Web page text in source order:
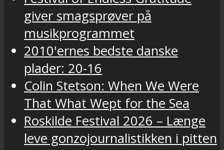
giver smagsprøver på
musikprogrammet
2010'ernes bedste danske
plader: 20-16
Colin Stetson: When We Were
That What Wept for the Sea
Roskilde Festival 2026 – Længe
leve gonzojournalistikken i pitten